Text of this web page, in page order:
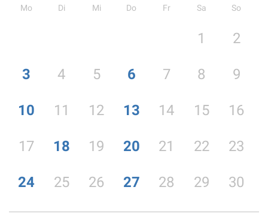
Mo Di Mi Do Fr Sa So
1 2
3 4 5 6 7 8 9
10 11 12 13 14 15 16
17 18 19 20 21 22 23
24 25 26 27 28 29 30